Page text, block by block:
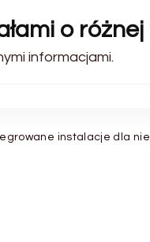
o
informacjami.
instalacje dla